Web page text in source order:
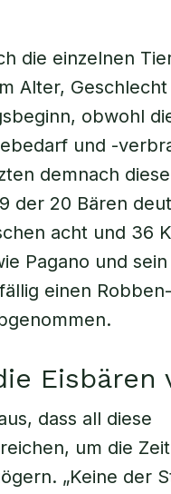
die einzelnen
Alter,
obwohl
und -
demnach
der 20 Bären
acht und 36
Pagano und
einen
Eisbären
dass all diese
um die
„Keine der